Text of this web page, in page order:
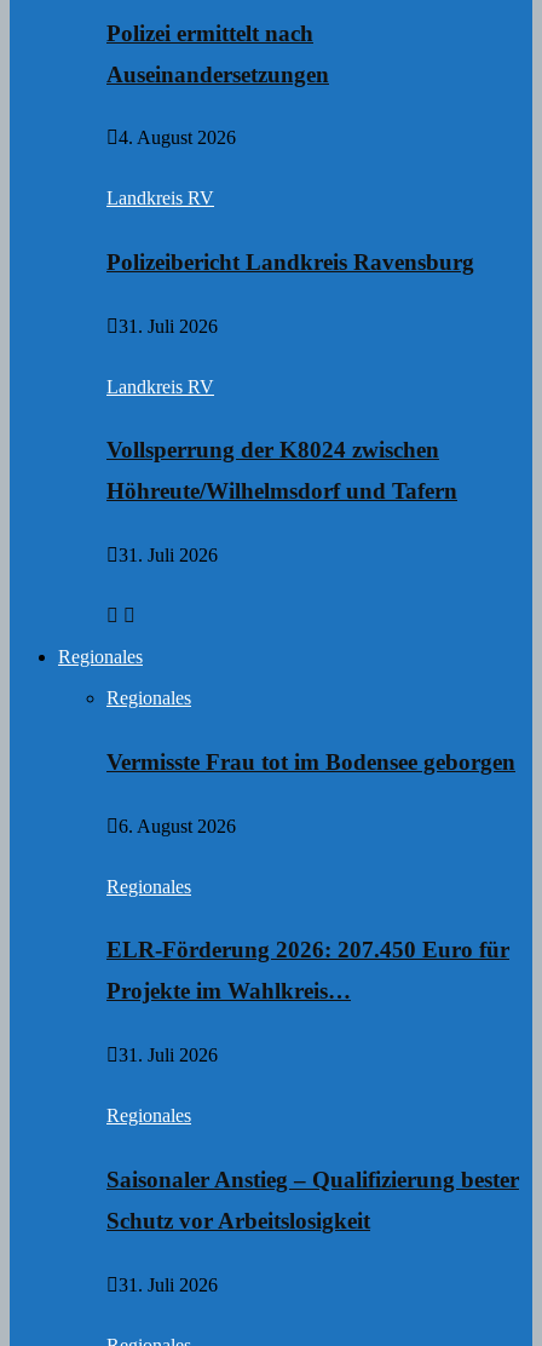
Polizei ermittelt nach
Auseinandersetzungen
4. August 2026
Landkreis RV
Polizeibericht Landkreis Ravensburg
31. Juli 2026
Landkreis RV
Vollsperrung der K8024 zwischen
Höhreute/Wilhelmsdorf und Tafern
31. Juli 2026
Regionales
Regionales
Vermisste Frau tot im Bodensee geborgen
6. August 2026
Regionales
ELR-Förderung 2026: 207.450 Euro für
Projekte im Wahlkreis…
31. Juli 2026
Regionales
Saisonaler Anstieg – Qualifizierung bester
Schutz vor Arbeitslosigkeit
31. Juli 2026